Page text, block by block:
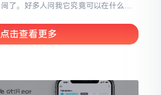
间了。好多人问我它究竟可以在什么设
机这一介面来说,iOS系统跟安卓系统都
给予支持
点击查看更多